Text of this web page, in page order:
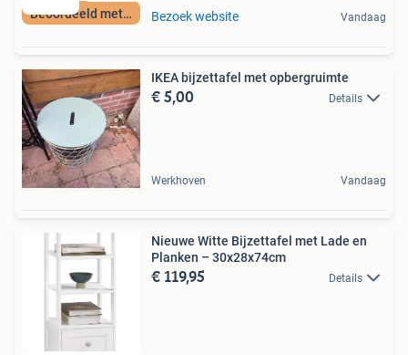
Beoordeeld met 9+ Bezoek website Vandaag
IKEA bijzettafel met opbergruimte
€ 5,00 Details
Werkhoven Vandaag
Nieuwe Witte Bijzettafel met Lade en
Planken – 30x28x74cm
€ 119,95 Details